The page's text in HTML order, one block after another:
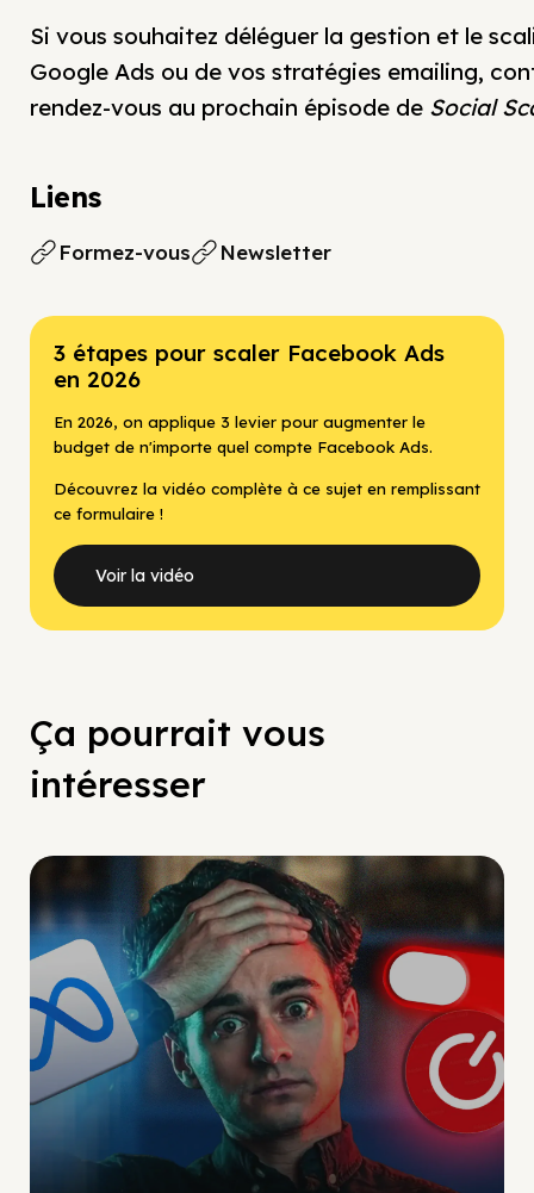
Si vous souhaitez déléguer la gestion et le
Google Ads ou de vos stratégies emailing,
rendez-vous au prochain épisode de Social
Liens
Formez-vous Newsletter
3 étapes pour scaler Facebook Ads
en 2026
En 2026, on applique 3 levier pour augmenter le
budget de n'importe quel compte Facebook Ads.
Découvrez la vidéo complète à ce sujet en remplissant
ce formulaire !
Voir la vidéo
Ça pourrait vous
intéresser
Social Scaling